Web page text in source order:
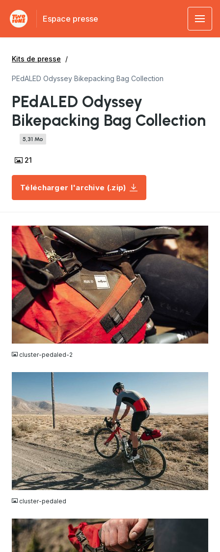
Espace presse
Kits de presse
PEdALED Odyssey Bikepacking Bag Collection
PEdALED Odyssey
Bikepacking Bag Collection
5,31 Mo
21
Télécharger l'archive (.zip)
cluster-pedaled-2
JPG
cluster-pedaled